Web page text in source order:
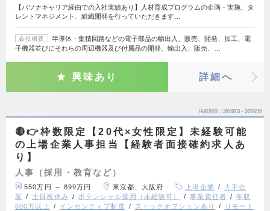
【パソナキャリア経由での入社実績あり】人材育成プログラムの企画・実施、タ
レントマネジメント、組織開発を行っていただきます…
会社概要
半導体・集積回路などの電子部品の輸出入、販売、開発、加工、電
子機器並びにそれらの周辺機器及び付属品の開発、輸出入、販売、…
興味あり 詳細へ
掲載期間 26/08/03～26/08/16
🔴👉枠数限定【20代×女性限定】未経験可能
の上場企業人事担当【経験者面接確約求人あ
り】
人事（採用・教育など）
550万円 ～ 899万円 東京都、大阪府 上場企業
大手企
業
土日祝休み ポテンシャル採用（未経験可） 事業責任者
年収
600万以上
インセンティブ制度 ストックオプションあり
リモート